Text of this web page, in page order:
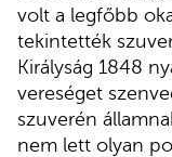
volt a legfőbb
tekintették
Királyság 1848
vereséget
szuverén
nem lett olyan